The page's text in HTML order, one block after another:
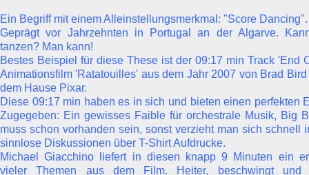
Ein Begriff mit einem Alleinstellungsmerkmal: "Score Dancing".
Geprägt vor Jahrzehnten in Portugal an der Algarve.
tanzen? Man kann!
Bestes Beispiel für diese These ist der 09:17 min Track 'End
Animationsfilm 'Ratatouilles' aus dem Jahr 2007 von Brad
dem Hause Pixar.
Diese 09:17 min haben es in sich und bieten einen perfekten
Zugegeben: Ein gewisses Faible für orchestrale Musik, Big
muss schon vorhanden sein, sonst verzieht man sich schnell
sinnlose Diskussionen über T-Shirt Aufdrucke.
Michael Giacchino liefert in diesen knapp 9 Minuten ein
vieler Themen aus dem Film. Heiter, beschwingt und